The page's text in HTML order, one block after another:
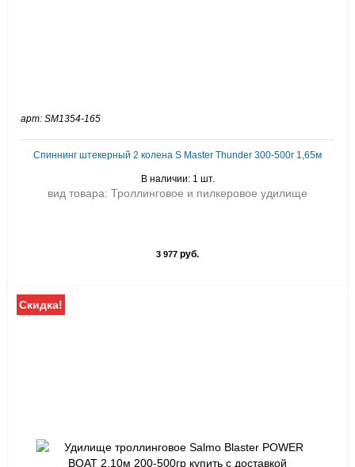
арт: SM1354-165
Спиннинг штекерный 2 колена S Master Thunder 300-500г 1,65м
В наличии: 1 шт.
вид товара: Троллинговое и пилкеровое удилище
3 977 руб.
Скидка!